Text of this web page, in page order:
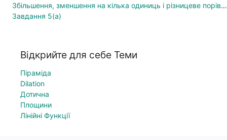
Збільшення, зменшення на кілька одиниць і різницеве порівняння.
Завдання 5(а)
Відкрийте для себе Теми
Піраміда
Dilation
Дотична
Площини
Лінійні Функції